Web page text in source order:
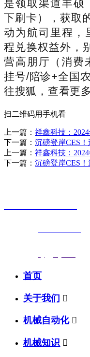
是领取渠道丰硕
下刷卡），获取
动为航司里程，
程兑换权益外，
营高朋厅（消费
挂号/陪诊+全国
往搜狐，查看更多
扫二维码用手机看
上一篇： 祥鑫科技：
下一篇： 沉磅登岸CES
上一篇： 祥鑫科技：
下一篇： 沉磅登岸CES
首页
关于我们 
机械自动化 
机械知识 